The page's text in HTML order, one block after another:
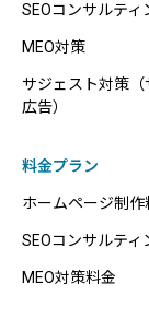
SEOコンサルティ
MEO対策
サジェスト対策（
広告）
料金プラン
ホームページ制作
SEOコンサルティ
MEO対策料金